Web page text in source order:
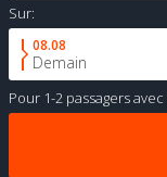
Sur:
08.08
Demain
Pour 1-2 passagersavec